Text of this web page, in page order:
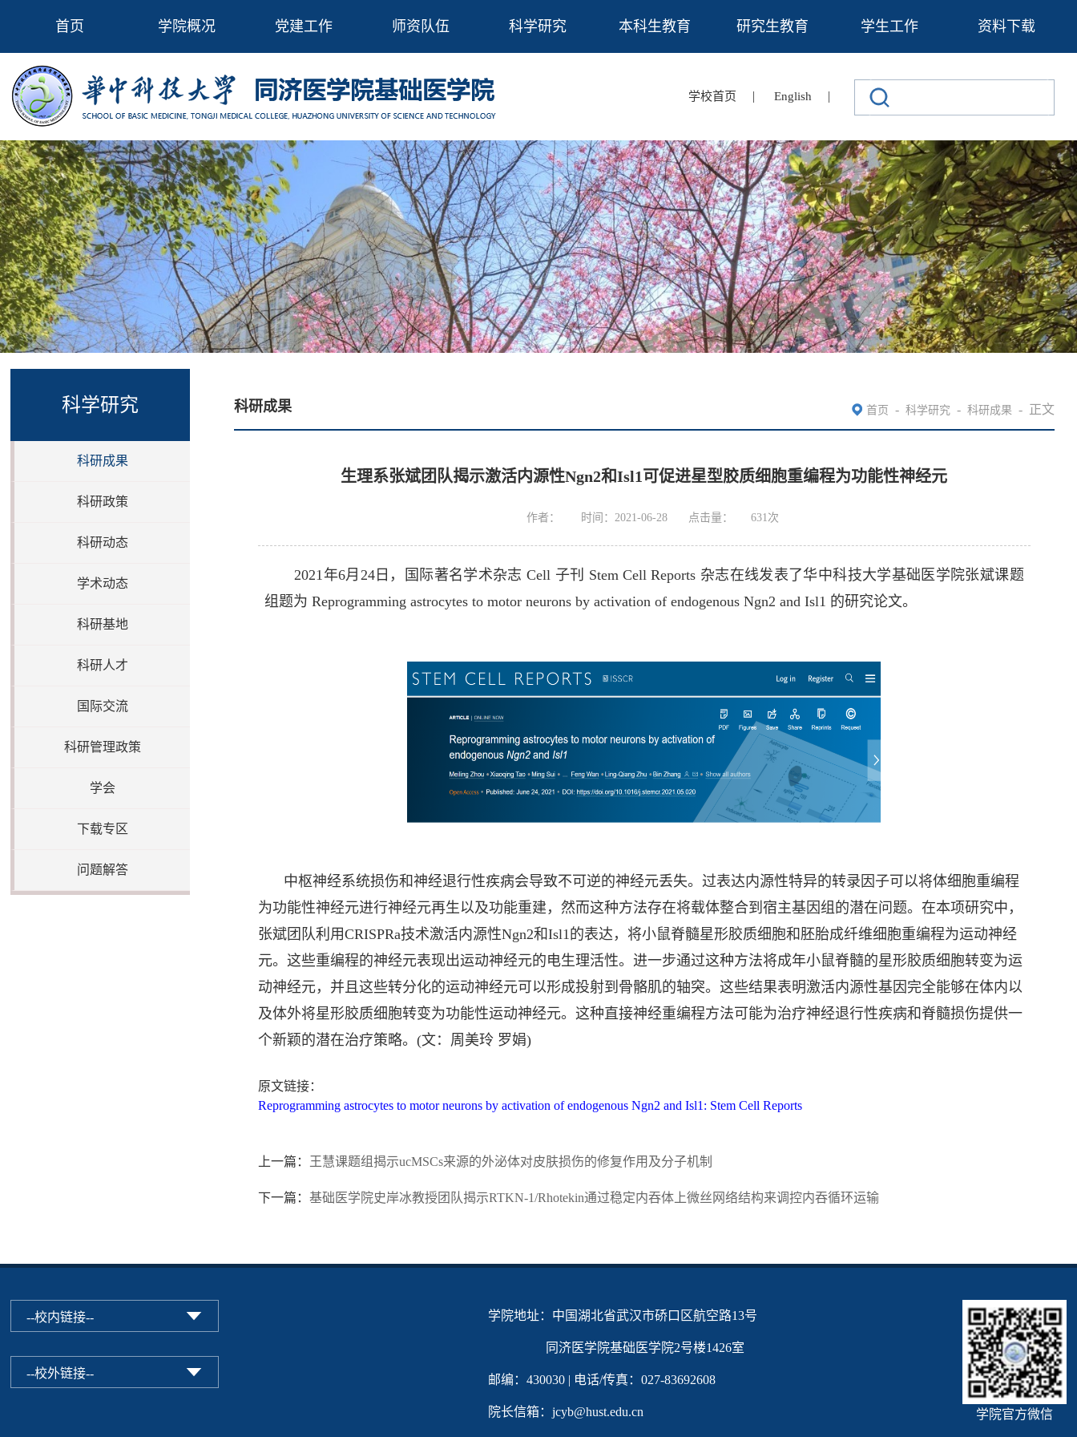
首页 学院概况 党建工作 师资队伍 科学研究 本科生教育 研究生教育 学生工作 资料下载
学校首页 | English |
科学研究
科研成果
科研政策
科研动态
学术动态
科研基地
科研人才
国际交流
科研管理政策
学会
下载专区
问题解答
科研成果 首页 - 科学研究 - 科研成果 - 正文
生理系张斌团队揭示激活内源性Ngn2和Isl1可促进星型胶质细胞重编程为功能性神经元
作者： 时间：2021-06-28 点击量： 631 次
2021年6月24日，国际著名学术杂志 Cell 子刊 Stem Cell Reports 杂志在线发表了华中科技大学基础医学院张斌课题
组题为 Reprogramming astrocytes to motor neurons by activation of endogenous Ngn2 and Isl1 的研究论文。
中枢神经系统损伤和神经退行性疾病会导致不可逆的神经元丢失。过表达内源性特异的转录因子可以将体细胞重编程
为功能性神经元进行神经元再生以及功能重建，然而这种方法存在将载体整合到宿主基因组的潜在问题。在本项研究中，
张斌团队利用CRISPRa技术激活内源性Ngn2和Isl1的表达，将小鼠脊髓星形胶质细胞和胚胎成纤维细胞重编程为运动神经
元。这些重编程的神经元表现出运动神经元的电生理活性。进一步通过这种方法将成年小鼠脊髓的星形胶质细胞转变为运
动神经元，并且这些转分化的运动神经元可以形成投射到骨骼肌的轴突。这些结果表明激活内源性基因完全能够在体内以
及体外将星形胶质细胞转变为功能性运动神经元。这种直接神经重编程方法可能为治疗神经退行性疾病和脊髓损伤提供一
个新颖的潜在治疗策略。(文：周美玲 罗娟)
原文链接：
Reprogramming astrocytes to motor neurons by activation of endogenous Ngn2 and Isl1: Stem Cell Reports
上一篇： 王慧课题组揭示ucMSCs来源的外泌体对皮肤损伤的修复作用及分子机制
下一篇： 基础医学院史岸冰教授团队揭示RTKN-1/Rhotekin通过稳定内吞体上微丝网络结构来调控内吞循环运输
学院官方微信
学院地址：中国湖北省武汉市硚口区航空路13号
同济医学院基础医学院2号楼1426室
邮编：430030 | 电话/传真：027-83692608
院长信箱：jcyb@hust.edu.cn